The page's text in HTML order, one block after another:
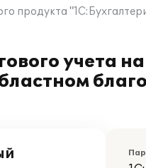
продукта
учета